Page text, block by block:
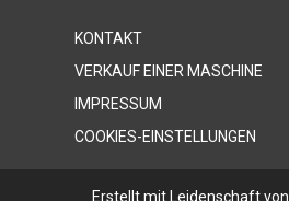
KONTAKT
VERKAUF EINER MASCHINE
IMPRESSUM
COOKIES-EINSTELLUNGEN
Erstellt mit Leidenschaft von